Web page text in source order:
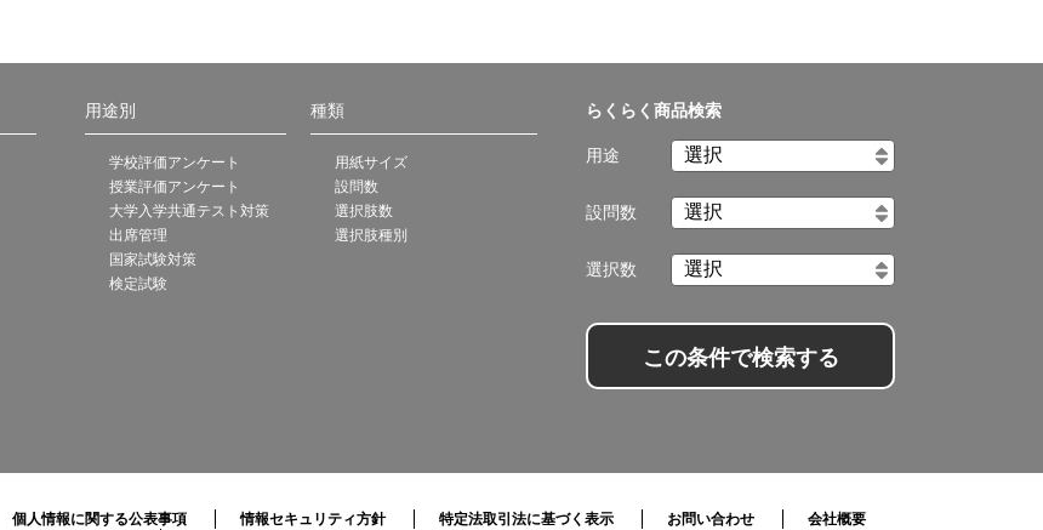
らくらく商品検索
用途
設問数
選択数
この条件で検索する
用途別
学校評価アンケート
授業評価アンケート
大学入学共通テスト対策
出席管理
国家試験対策
検定試験
種類
用紙サイズ
設問数
選択肢数
選択肢種別
個人情報に関する公表事項 情報セキュリティ方針 特定法取引法に基づく表示 お問い合わせ
会社概要